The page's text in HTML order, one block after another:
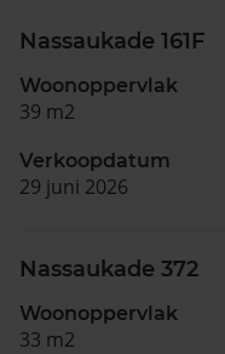
Nassaukade 161F
Woonoppervlak
39 m2
Verkoopdatum
29 juni 2026
Nassaukade 372
Woonoppervlak
33 m2